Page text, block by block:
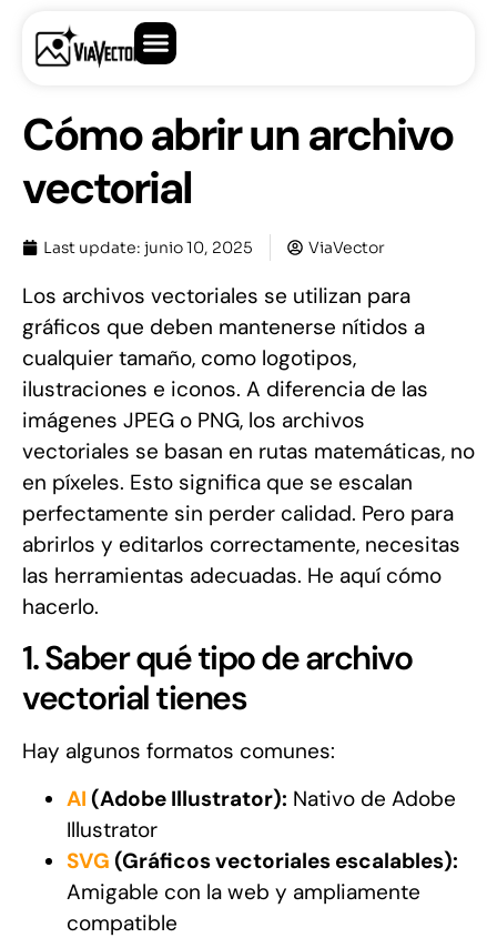
Cómo abrir un archivo
vectorial
Last update: junio 10, 2025 ViaVector
Los archivos vectoriales se utilizan para
gráficos que deben mantenerse nítidos a
cualquier tamaño, como logotipos,
ilustraciones e iconos. A diferencia de las
imágenes JPEG o PNG, los archivos
vectoriales se basan en rutas matemáticas, no
en píxeles. Esto significa que se escalan
perfectamente sin perder calidad. Pero para
abrirlos y editarlos correctamente, necesitas
las herramientas adecuadas. He aquí cómo
hacerlo.
1. Saber qué tipo de archivo
vectorial tienes
Hay algunos formatos comunes:
AI (Adobe Illustrator): Nativo de Adobe
Illustrator
SVG (Gráficos vectoriales escalables):
Amigable con la web y ampliamente
compatible